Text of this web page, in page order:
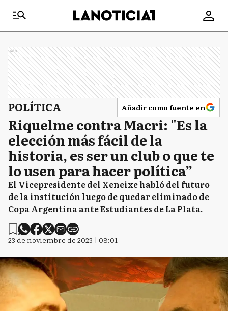
Ads
POLÍTICA Añadir como fuente en
Riquelme contra Macri: "Es la
elección más fácil de la
historia, es ser un club o que te
lo usen para hacer política”
El Vicepresidente del Xeneixe habló del futuro
de la institución luego de quedar eliminado de
Copa Argentina ante Estudiantes de La Plata.
23 de noviembre de 2023 | 08:01